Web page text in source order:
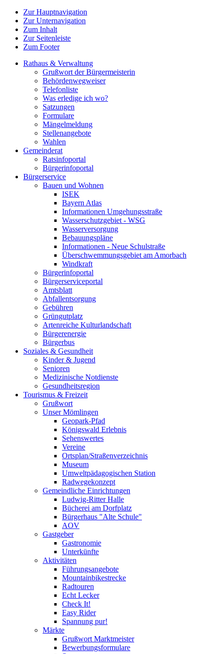
Zur Hauptnavigation
Zur Unternavigation
Zum Inhalt
Zur Seitenleiste
Zum Footer
Rathaus & Verwaltung
Grußwort der Bürgermeisterin
Behördenwegweiser
Telefonliste
Was erledige ich wo?
Satzungen
Formulare
Mängelmeldung
Stellenangebote
Wahlen
Gemeinderat
Ratsinfoportal
Bürgerinfoportal
Bürgerservice
Bauen und Wohnen
ISEK
Bayern Atlas
Informationen Umgehungsstraße
Wasserschutzgebiet - WSG
Wasserversorgung
Bebauungspläne
Informationen - Neue Schulstraße
Überschwemmungsgebiet am Amorbach
Windkraft
Bürgerinfoportal
Bürgerserviceportal
Amtsblatt
Abfallentsorgung
Gebühren
Grüngutplatz
Artenreiche Kulturlandschaft
Bürgerenergie
Bürgerbus
Soziales & Gesundheit
Kinder & Jugend
Senioren
Medizinische Notdienste
Gesundheitsregion
Tourismus & Freizeit
Grußwort
Unser Mömlingen
Geopark-Pfad
Königswald Erlebnis
Sehenswertes
Vereine
Ortsplan/Straßenverzeichnis
Museum
Umweltpädagogischen Station
Radwegekonzept
Gemeindliche Einrichtungen
Ludwig-Ritter Halle
Bücherei am Dorfplatz
Bürgerhaus "Alte Schule"
AOV
Gastgeber
Gastronomie
Unterkünfte
Aktivitäten
Führungsangebote
Mountainbikestrecke
Radtouren
Echt Lecker
Check It!
Easy Rider
Spannung pur!
Märkte
Grußwort Marktmeister
Bewerbungsformulare